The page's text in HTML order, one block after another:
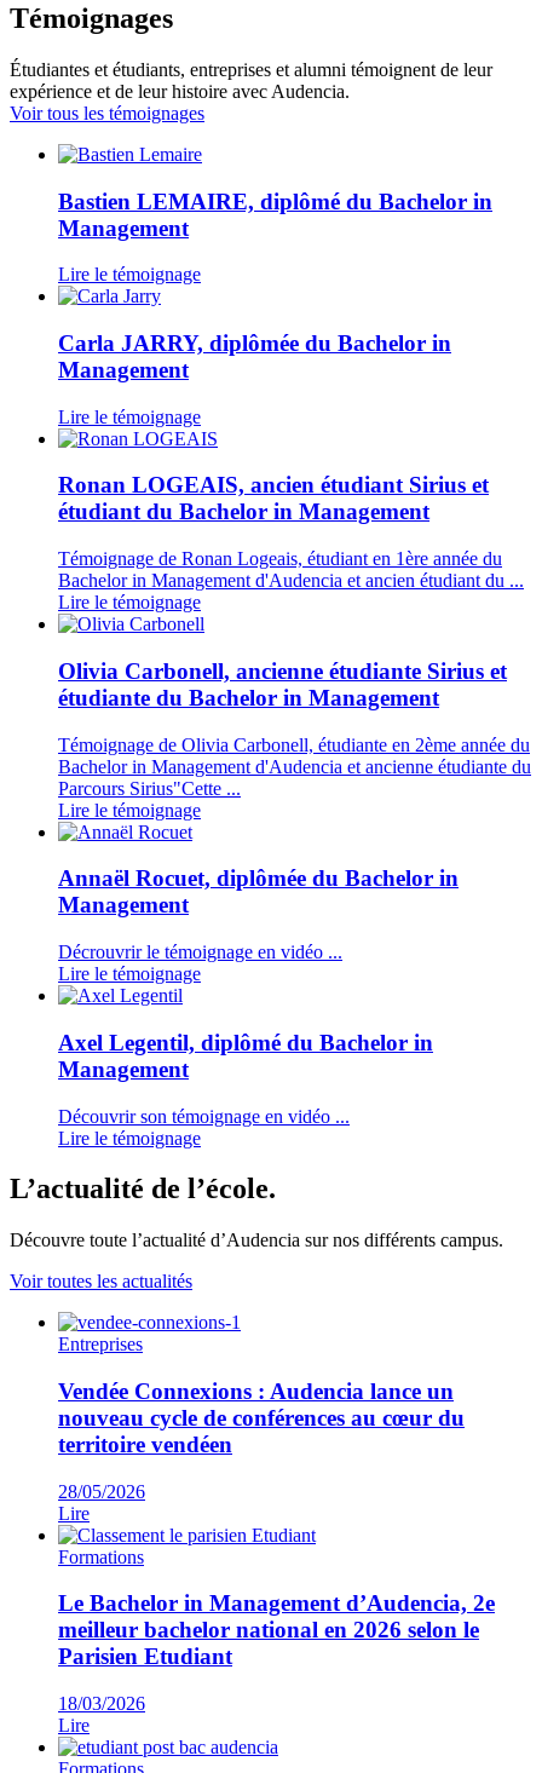
Témoignages
Étudiantes et étudiants, entreprises et alumni témoignent de leur
expérience et de leur histoire avec Audencia.
Voir tous les témoignages
Bastien LEMAIRE, diplômé du Bachelor in
Management
Lire le témoignage
Carla JARRY, diplômée du Bachelor in
Management
Lire le témoignage
Ronan LOGEAIS, ancien étudiant Sirius et
étudiant du Bachelor in Management
Témoignage de Ronan Logeais, étudiant en 1ère année du
Bachelor in Management d'Audencia et ancien étudiant du ...
Lire le témoignage
Olivia Carbonell, ancienne étudiante Sirius et
étudiante du Bachelor in Management
Témoignage de Olivia Carbonell, étudiante en 2ème année du
Bachelor in Management d'Audencia et ancienne étudiante du
Parcours Sirius"Cette ...
Lire le témoignage
Annaël Rocuet, diplômée du Bachelor in
Management
Décrouvrir le témoignage en vidéo ...
Lire le témoignage
Axel Legentil, diplômé du Bachelor in
Management
Découvrir son témoignage en vidéo ...
Lire le témoignage
L’actualité de l’école.
Découvre toute l’actualité d’Audencia sur nos différents campus.
Voir toutes les actualités
Entreprises
Vendée Connexions : Audencia lance un
nouveau cycle de conférences au cœur du
territoire vendéen
28/05/2026
Lire
Formations
Le Bachelor in Management d’Audencia, 2e
meilleur bachelor national en 2026 selon le
Parisien Etudiant
18/03/2026
Lire